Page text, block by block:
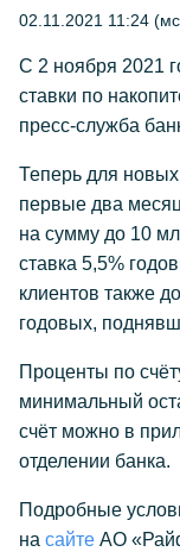
02.11.2021 11:24
С 2 ноября 2021
ставки по
пресс-служба
Теперь для новых
первые два
на сумму до 10
ставка 5,5%
клиентов также
годовых,
Проценты по
минимальный
счёт можно в
отделении банка.
Подробные
на сайте АО